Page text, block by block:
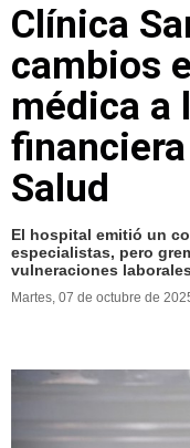
Clínica
cambios
médica a
Salud
El hospital emitió un
especialistas, pero
vulneraciones laborales
Martes, 07 de octubre de